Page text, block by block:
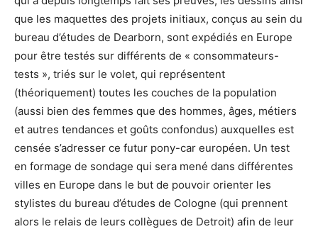
que les maquettes des projets initiaux, conçus au sein du
bureau d’études de Dearborn, sont expédiés en Europe
pour être testés sur différents de « consommateurs-
tests », triés sur le volet, qui représentent
(théoriquement) toutes les couches de la population
(aussi bien des femmes que des hommes, âges, métiers
et autres tendances et goûts confondus) auxquelles est
censée s’adresser ce futur pony-car européen. Un test
en formage de sondage qui sera mené dans différentes
villes en Europe dans le but de pouvoir orienter les
stylistes du bureau d’études de Cologne (qui prennent
alors le relais de leurs collègues de Detroit) afin de leur